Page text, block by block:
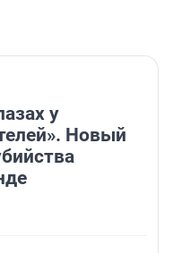
у
Новый